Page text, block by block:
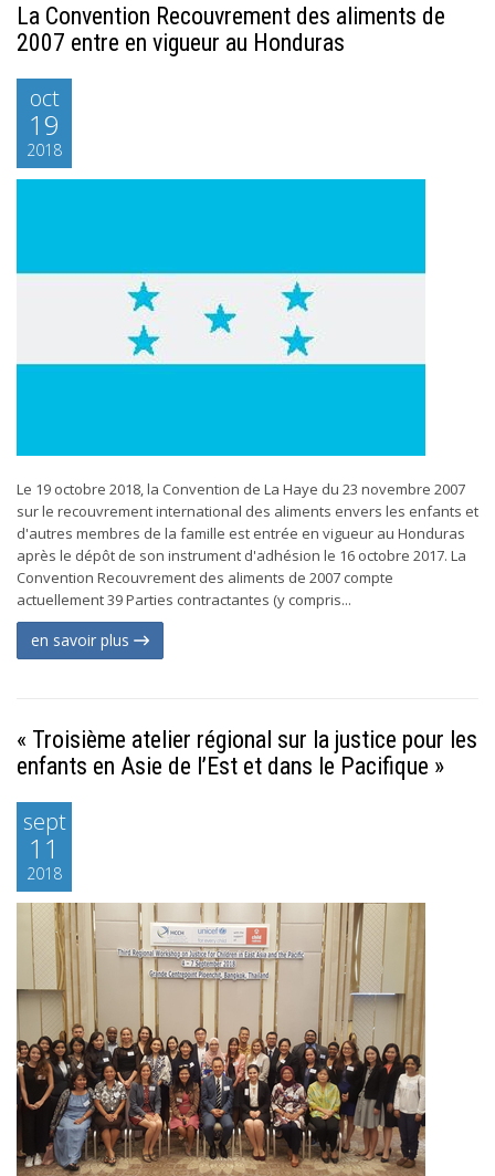
La Convention Recouvrement des aliments de
2007 entre en vigueur au Honduras
oct
19
2018
Le 19 octobre 2018, la Convention de La Haye du 23 novembre 2007
sur le recouvrement international des aliments envers les enfants et
d'autres membres de la famille est entrée en vigueur au Honduras
après le dépôt de son instrument d'adhésion le 16 octobre 2017. La
Convention Recouvrement des aliments de 2007 compte
actuellement 39 Parties contractantes (y compris...
en savoir plus
« Troisième atelier régional sur la justice pour les
enfants en Asie de l’Est et dans le Pacifique »
sept
11
2018